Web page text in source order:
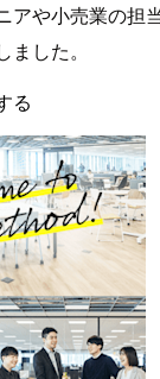
アや小売業の担
した。
る